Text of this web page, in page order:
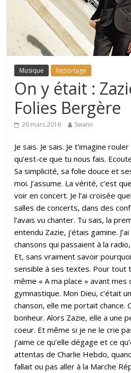
Musique Reportage
On y était :
Folies Bergère
26 mars 2016 Swann
Je sais. Je sais. Je t’imagine
qu’est-ce que tu nous fais.
Sa simplicité, sa folie douce et
moi. J’assume. La vérité, c’est
voir en concert. Je l’ai croisée
salles de concerts, dans des
l’avais vu chanter. Tu sais, la
entendu Zazie, j’étais gamine.
chansons qui passaient à la
Et, sans vraiment savoir
sensible à ses textes. Pour tout
même « A ma place » avant
gymnastique. Mon Dieu, c’était
chanson, elle me portait chance.
bonheur. Alors Zazie, elle a une
coeur. Et même si je ne le crie
j’aime ce qu’elle dégage et ce
attentas de Charlie Hebdo,
fallait ou pas aller à la Marche